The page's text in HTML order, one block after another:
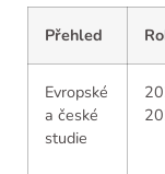
Přehled
Evropské
a české
studie